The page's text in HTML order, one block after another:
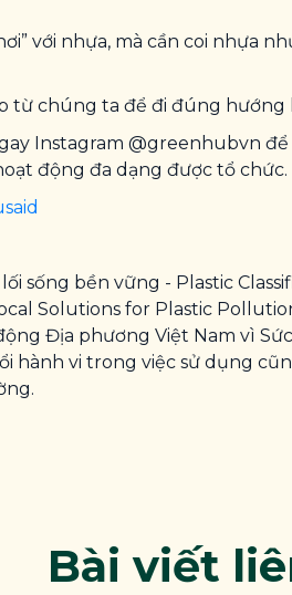
với nhựa, mà cần coi nhựa
từ chúng ta để đi đúng hướng
Instagram @greenhubvn
động đa dạng được tổ chức.
sống bền vững - Plastic
Solutions for Plastic
Địa phương Việt Nam vì
hành vi trong việc sử dụng
Bài viết